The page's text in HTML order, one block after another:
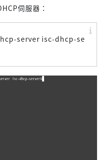
伺服器：
server isc-dhcp-se